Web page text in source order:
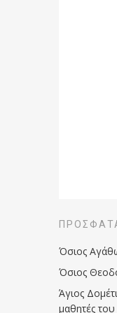
Όσιος
Όσιος
Άγιος
μαθητές του